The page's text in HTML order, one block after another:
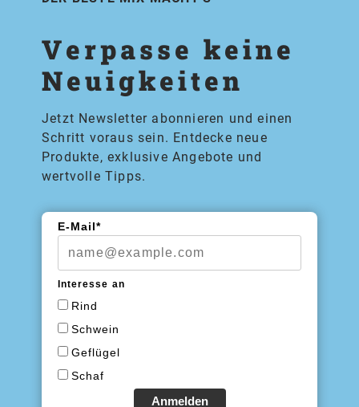
Verpasse keine
Neuigkeiten
Jetzt Newsletter abonnieren und einen
Schritt voraus sein. Entdecke neue
Produkte, exklusive Angebote und
wertvolle Tipps.
E-Mail*
Interesse an
Rind
Schwein
Geflügel
Schaf
Anmelden